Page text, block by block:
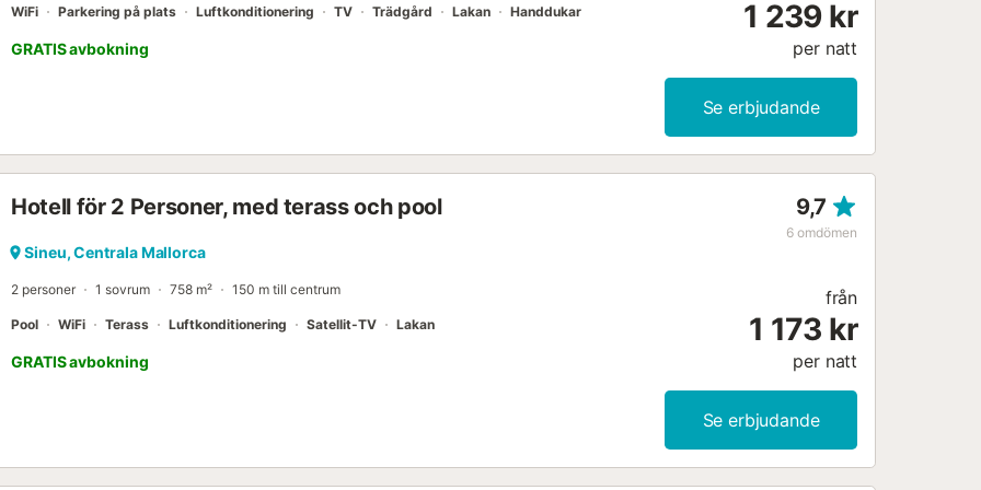
WiFi Parkering på plats Luftkonditionering TV Trädgård Lakan Handdukar
GRATIS avbokning
1 239 kr
per natt
Se erbjudande
Hotell för 2 Personer, med terass och pool 9,7
6 omdömen
Sineu, Centrala Mallorca
2 personer 1 sovrum 758 m² 150 m till centrum
Pool WiFi Terass Luftkonditionering Satellit-TV Lakan
GRATIS avbokning
från
1 173 kr
per natt
Se erbjudande